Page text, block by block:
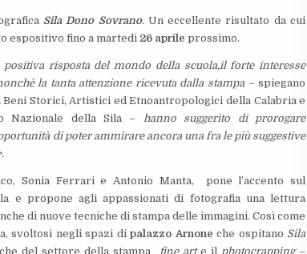
Sila Dono Sovrano. Un eccellente risultato da cui
espositivo fino a martedì 26 aprile prossimo.
risposta del mondo della scuola,il forte interesse
la tanta attenzione ricevuta dalla stampa – spiegano
Storici, Artistici ed Etnoantropologici della Calabria e
Nazionale della Sila
– hanno suggerito di prorogare
di poter ammirare ancora una fra le più suggestive
Sonia Ferrari e Antonio Manta, pone l’accento sul
e propone agli appassionati di fotografia una lettura
di nuove tecniche di stampa delle immagini. Così come
svoltosi negli spazi dipalazzo Arnone che ospitano Sila
del settore della stampa fine arte il photocrapping–